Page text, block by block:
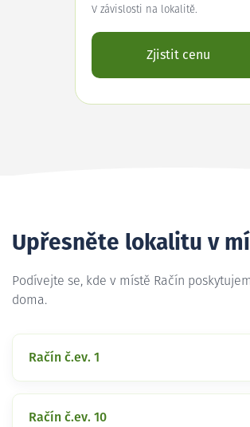
V závislosti na lokalitě.
Zjistit cenu
Upřesněte lokalitu v
Podívejte se, kde v místě Račín
doma.
Račín č.ev. 1
Račín č.ev. 10